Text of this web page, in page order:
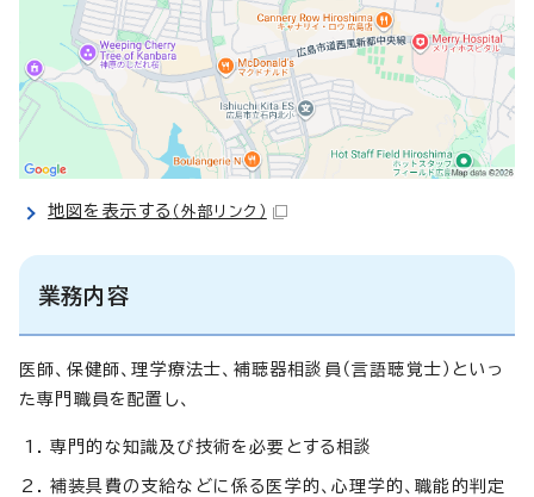
地図を表示する （外部リンク）
業務内容
医師、保健師、理学療法士、補聴器相談員（言語聴覚士）といっ
た専門職員を配置し、
専門的な知識及び技術を必要とする相談
補装具費の支給などに係る医学的、心理学的、職能的判定